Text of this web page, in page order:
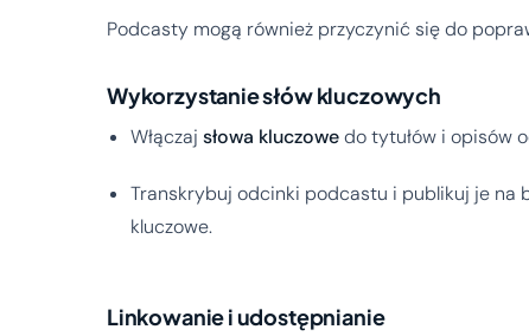
Podcasty mogą również przyczynić się do
Wykorzystanie słów kluczowych
Włączaj słowa kluczowedo tytułów i opisów
Transkrybuj odcinki podcastu i publikuj je na
kluczowe.
Linkowanie i udostępnianie